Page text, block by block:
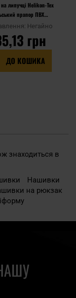
липучці Helikon-Tex
прапор ПВХ
Хакі
Негайно
грн
ДО КОШИКА
знаходиться в
Нашивки
на рюкзак